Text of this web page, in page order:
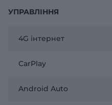
УПРАВЛІННЯ
4G інтернет
CarPlay
Android Auto